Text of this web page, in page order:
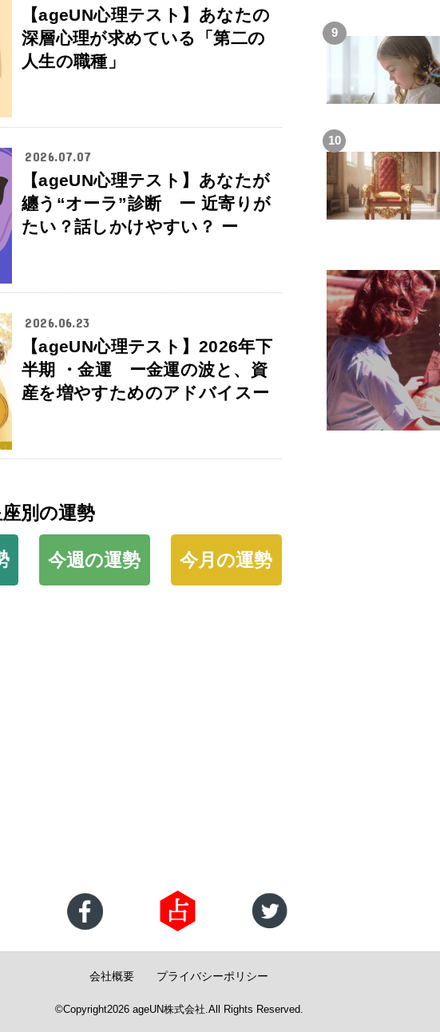
【ageUN心理テスト】あなたの
深層心理が求めている「第二の
人生の職種」
2026.07.07
【ageUN心理テスト】あなたが
纏う“オーラ”診断 ー 近寄りが
たい？話しかけやすい？ ー
2026.06.23
【ageUN心理テスト】2026年下
半期 ・金運 ー金運の波と、資
産を増やすためのアドバイスー
別の運勢
今週の運勢 今月の運勢
会社概要 プライバシーポリシー
©Copyright2026 ageUN株式会社.All Rights Reserved.